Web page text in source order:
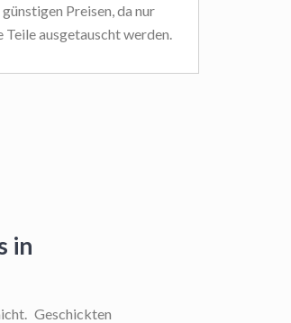
Preisen, da nur
ausgetauscht werden.
in
Geschickten